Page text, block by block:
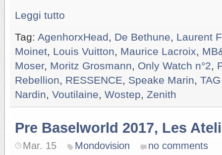
Leggi tutto
Tag: AgenhorxHead De Bethune
Laurent
Moinet Louis Vuitton Maurice Lacroix
Moser, Moritz Grosmann Only Watch n°2
Rebellion
RESSENCE Speake Marin
Nardin Voutilaine Wostep Zenith
Pre Baselworld 2017, Les
Mar. 15 Mondovision no comments